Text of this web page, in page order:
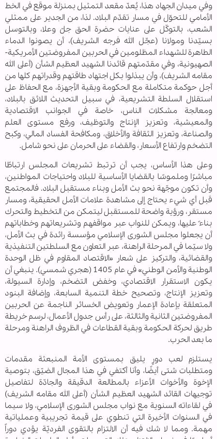
وفي ميدان الجهاد هذا، يُعدّ مقعد التمثيل بمنزلة موقع في الخط
الأمامي للتحوّل في مسار تقدّم البلاد. لذا، من الجدير على ممثلي
الشعب، بالتوكّل على عنايات حضرة الحق جلّ وعلا، وبالتوسل
بسيّدنا ومولانا (عجّل الله فرجه الشريف)، أن يصونوا الدماء
الطاهرة للشهداء المظلومين في الحربين المفروضتين الأمريكية-
الصهيونية، وفي مقدّمتهم قائدنا الشهيد العظيم الشأن (أعلى الله
مقامه الشريف)، وأن يبذلوا بكل اجتهاد طاقتهم وقدراتهم كلها من
أجل حوكمة متكاملة مع الحكومة وبقية الأجهزة، مع الحفاظ على
استقلال السلطة التشريعية، في سبيل التحديث اللائق بالبلاد،
ومعالجة مشكلات الناس، خاصة في الجوانب الاقتصادية
والمعيشية، وتعزيز الإنتاج والتوظيف، ورفع مستوى العلم
والصناعة، وتعزيز الثقافة والأخلاق، ومكافحة الفساد المالي، وكبح
التضخم وارتفاع الأسعار، والقضاء على الحرمان على نحو شامل.
وعلى هذا الأساس، يجب أن ترتبط تشريعات المجلس ارتباطًا
مباشرًا وملموسًا بالقضايا الأساسية للبلاد واحتياجات المواطنين،
وأن تكون موجّهة نحو بث الأمل وبناء مستقبل البلاد. فالمجتمع
قبل أي شيء يحتاج إلى مشاهدة علامات الأمل الحقيقية، ومسار
مستقر، ورؤية واضحة للمستقبل ليتمكن من التخطيط والتحرك
بناءً عليها، ويمكن للنواب عبر مواقفهم وتشريعاتهم وخطاباتهم
أن يجعلوا مجلس الشورى الإسلامي مؤسسة رائدة في بث الأمل،
ولا سيّما في المرحلة الراهنة، عبر التعاون مع السلطتين التنفيذية
والقضائية، والتركيز على شعار «الاقتصاد المقاوم في ظل الوحدة
الوطنية والأمن الوطني» في عام 1405 (هجري شمسي). ينبغي أن
يكون الاستقرار الاقتصادي، وخفض التضخم، وإدارة السيولة،
وتعزيز الإنتاج، وتصحيح خطة التنمية السابعة، وإضافة البنود
المتعلقة بإعادة الإعمار وتعويض الخسائر الناجمة عن الحربين
المفروضتين الثانية والثالثة، على رأس جدول الأعمال، لرسم خريطة
طريق لحركة الحكومة وبقية القطاعات في الظروف الراهنة ومرحلة
ما بعد الحرب.
يستلزم لعب دورٍ يليق بمستوى الأمة المنبعثة مقدمات
ومتطلبات شتى أيضًا، وأنا أكتفي في هذا المجال الضيّق، بتوصية
الإخوة والأخوات الأعزاء بالمطالعة الدقيقة والجادّة لتفاصيل
توجيهات القائد الشهيد العظيم الشأن (أعلى الله مقامه الشريف)
في لقاءاته السنوية مع نواب مجلس الشورى الإسلامي، ولا سيما
في السنوات الأخيرة التي تنطوي على قيمة تجريبية وعملياتية
مهمة. ومما لا شك فيه أن الالتزام بالتقوى الفرديّة يؤدي دوراً